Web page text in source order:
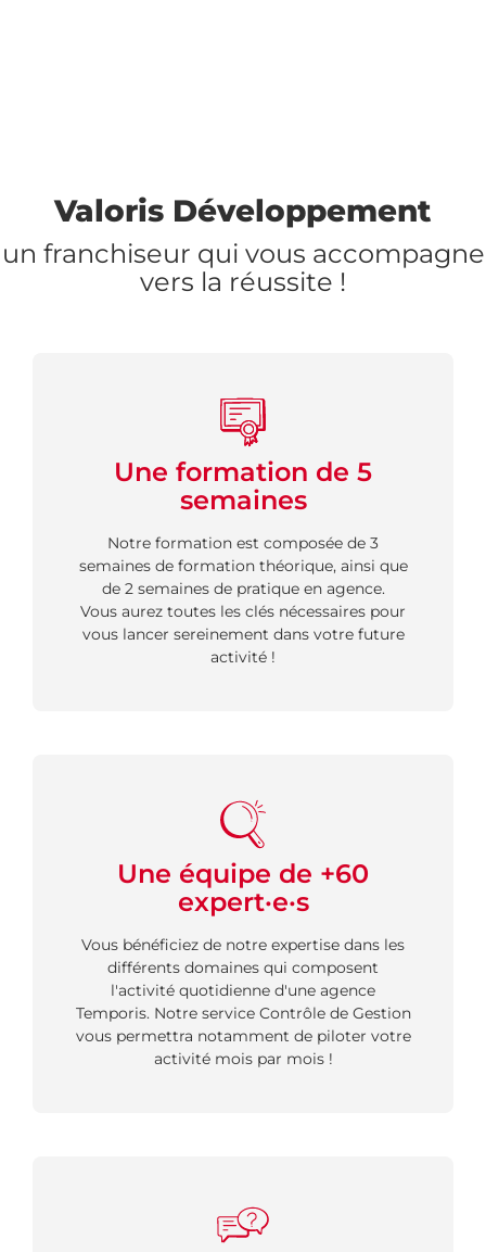
Valoris Développement
un franchiseur qui vous accompagne
vers la réussite !
Une formation de 5
semaines
Notre formation est composée de 3
semaines de formation théorique, ainsi que
de 2 semaines de pratique en agence.
Vous aurez toutes les clés nécessaires pour
vous lancer sereinement dans votre future
activité !
Une équipe de +60
expert·e·s
Vous bénéficiez de notre expertise dans les
différents domaines qui composent
l'activité quotidienne d'une agence
Temporis. Notre service Contrôle de Gestion
vous permettra notamment de piloter votre
activité mois par mois !